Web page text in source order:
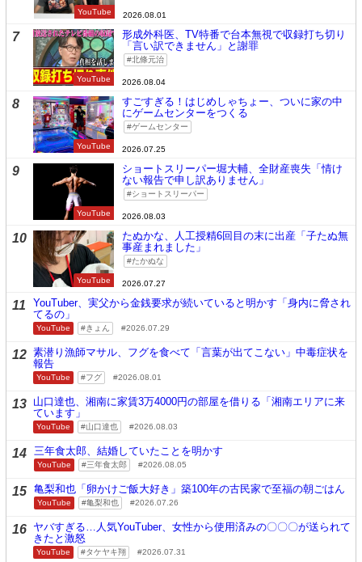
YouTube 2026.08.01
7
YouTube
形成外科医、TV特番で台本無視で収録打ち切り
「言い訳できません」と謝罪
北條元治
2026.08.04
8
YouTube
すごすぎる！はじめしゃちょー、ついに家の中
にゲームセンターをつくる
ゲームセンター
2026.07.25
9
YouTube
ショートスリーパー堀大輔、全財産喪失「情け
ない報告で申し訳ありません」
ショートスリーパー
2026.08.03
10
YouTube
たぬかな、人工授精6回目の末に出産「子たぬ無
事産まれました」
たかぬな
2026.07.27
11
YouTuber、実父から金銭要求が続いていると明かす「身内に脅され
てるの」
YouTube きょん 2026.07.29
12 素潜り漁師マサル、フグを食べて「言葉が出てこない」中毒症状を
報告
YouTube フグ 2026.08.01
13 山口達也、湘南に家賃3万4000円の部屋を借りる「湘南エリアに来
ています」
YouTube 山口達也 2026.08.03
14 三年食太郎、結婚していたことを明かす
YouTube 三年食太郎 2026.08.05
15 亀梨和也「卵かけご飯大好き」築100年の古民家で至福の朝ごはん
YouTube 亀梨和也 2026.07.26
16 ヤバすぎる…人気YouTuber、女性から使用済みの〇〇〇が送られて
きたと激怒
YouTube タケヤキ翔 2026.07.31